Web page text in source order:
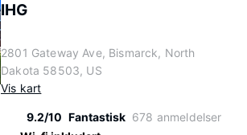
IHG
2801 Gateway Ave, Bismarck, North
Dakota 58503, US
Vis kart
9.2/10 Fantastisk 678 anmeldelser